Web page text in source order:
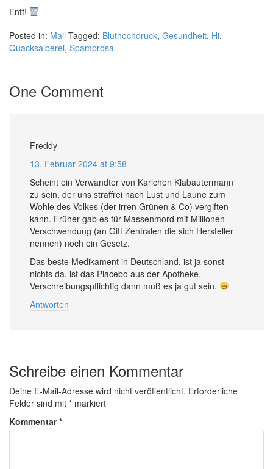
Entf!
Posted in: Mail Tagged: Bluthochdruck, Gesundheit, Hi,
Quacksalberei, Spamprosa
One Comment
Freddy
13. Februar 2024 at 9:58
Scheint ein Verwandter von Karlchen Klabautermann
zu sein, der uns straffrei nach Lust und Laune zum
Wohle des Volkes (der irren Grünen & Co) vergiften
kann. Früher gab es für Massenmord mit Millionen
Verschwendung (an Gift Zentralen die sich Hersteller
nennen) noch ein Gesetz.
Das beste Medikament in Deutschland, ist ja sonst
nichts da, ist das Placebo aus der Apotheke.
Verschreibungspflichtig dann muß es ja gut sein.
Antworten
Schreibe einen Kommentar
Deine E-Mail-Adresse wird nicht veröffentlicht. Erforderliche
Felder sind mit * markiert
Kommentar*